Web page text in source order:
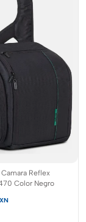
urbanos o
duradera y
Reflex
7470 Color Negro